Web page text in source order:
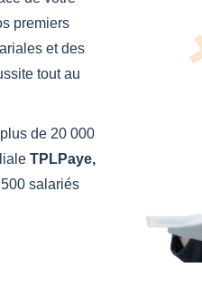
premiers
et des
tout au
de 20 000
TPLPaye,
salariés